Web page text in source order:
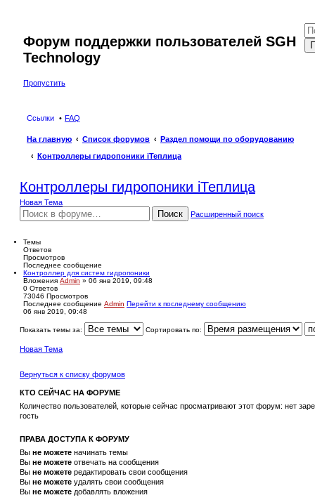
Форум поддержки пользователей SGH
Technology
Пропустить
Ссылки FAQ
На главную Список форумов
Раздел помощи по оборудованию
Контроллеры гидропоники iТеплица
Контроллеры гидропоники iТеплица
Новая Тема
Поиск Расширенный поиск
Темы
Ответов
Просмотров
Последнее сообщение
Контроллер для систем гидропоники
Вложения Admin » 06 янв 2019, 09:48
0 Ответов
73046 Просмотров
Последнее сообщение Admin Перейти к последнему сообщению
06 янв 2019, 09:48
Показать темы за: Сортировать по:
Новая Тема
Вернуться к списку форумов
КТО СЕЙЧАС НА ФОРУМЕ
Количество пользователей, которые сейчас просматривают этот форум: нет
гость
ПРАВА ДОСТУПА К ФОРУМУ
Вы не можете начинать темы
Вы не можете отвечать на сообщения
Вы не можете редактировать свои сообщения
Вы не можете удалять свои сообщения
Вы не можете добавлять вложения